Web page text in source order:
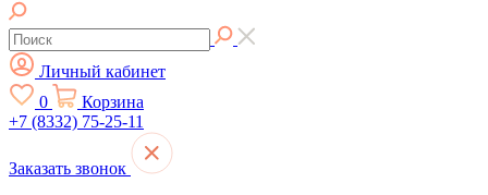
Личный кабинет
0
Корзина
+7 (8332) 75-25-11
Заказать звонок